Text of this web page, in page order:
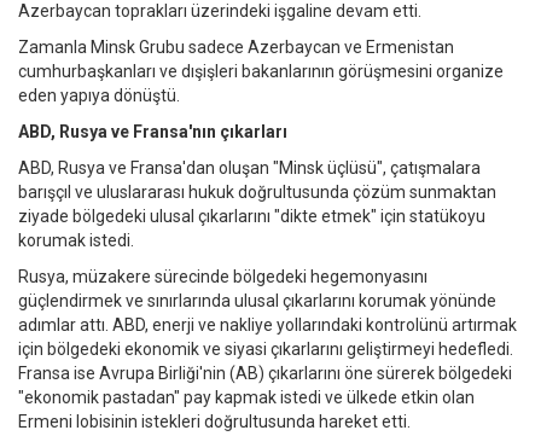
Azerbaycan toprakları üzerindeki işgaline devam etti.
Zamanla Minsk Grubu sadece Azerbaycan ve Ermenistan
cumhurbaşkanları ve dışişleri bakanlarının görüşmesini organize
eden yapıya dönüştü.
ABD, Rusya ve Fransa'nın çıkarları
ABD, Rusya ve Fransa'dan oluşan "Minsk üçlüsü", çatışmalara
barışçıl ve uluslararası hukuk doğrultusunda çözüm sunmaktan
ziyade bölgedeki ulusal çıkarlarını "dikte etmek" için statükoyu
korumak istedi.
Rusya, müzakere sürecinde bölgedeki hegemonyasını
güçlendirmek ve sınırlarında ulusal çıkarlarını korumak yönünde
adımlar attı. ABD, enerji ve nakliye yollarındaki kontrolünü artırmak
için bölgedeki ekonomik ve siyasi çıkarlarını geliştirmeyi hedefledi.
Fransa ise Avrupa Birliği'nin (AB) çıkarlarını öne sürerek bölgedeki
"ekonomik pastadan" pay kapmak istedi ve ülkede etkin olan
Ermeni lobisinin istekleri doğrultusunda hareket etti.